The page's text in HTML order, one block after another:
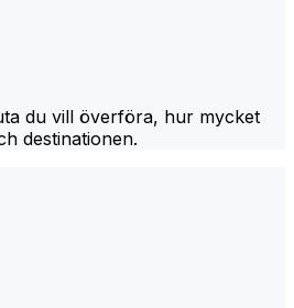
du vill överföra, hur mycket
destinationen.